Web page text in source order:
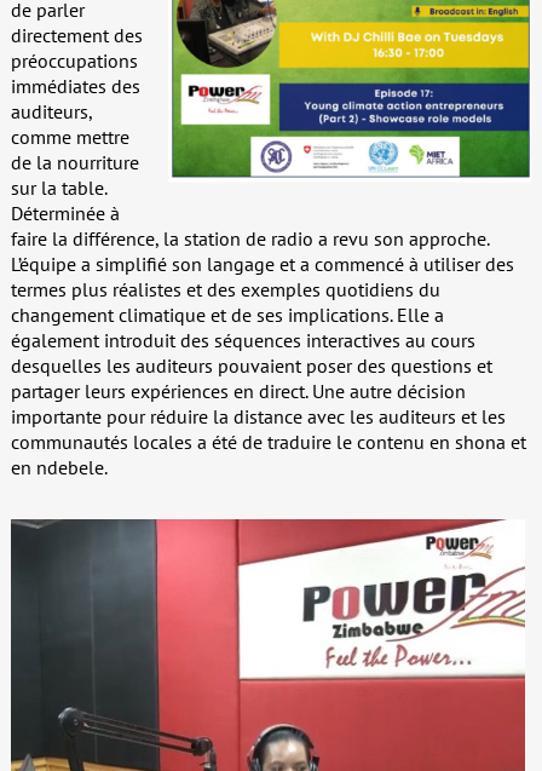
de parler
directement des
préoccupations
immédiates des
auditeurs,
comme mettre
de la nourriture
sur la table.
Déterminée à
faire la différence, la station de radio a revu son approche.
L’équipe a simplifié son langage et a commencé à utiliser des
termes plus réalistes et des exemples quotidiens du
changement climatique et de ses implications. Elle a
également introduit des séquences interactives au cours
desquelles les auditeurs pouvaient poser des questions et
partager leurs expériences en direct. Une autre décision
importante pour réduire la distance avec les auditeurs et les
communautés locales a été de traduire le contenu en shona et
en ndebele.